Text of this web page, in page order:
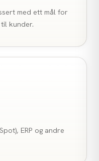
med ett mål for
kunder.
ERP og andre